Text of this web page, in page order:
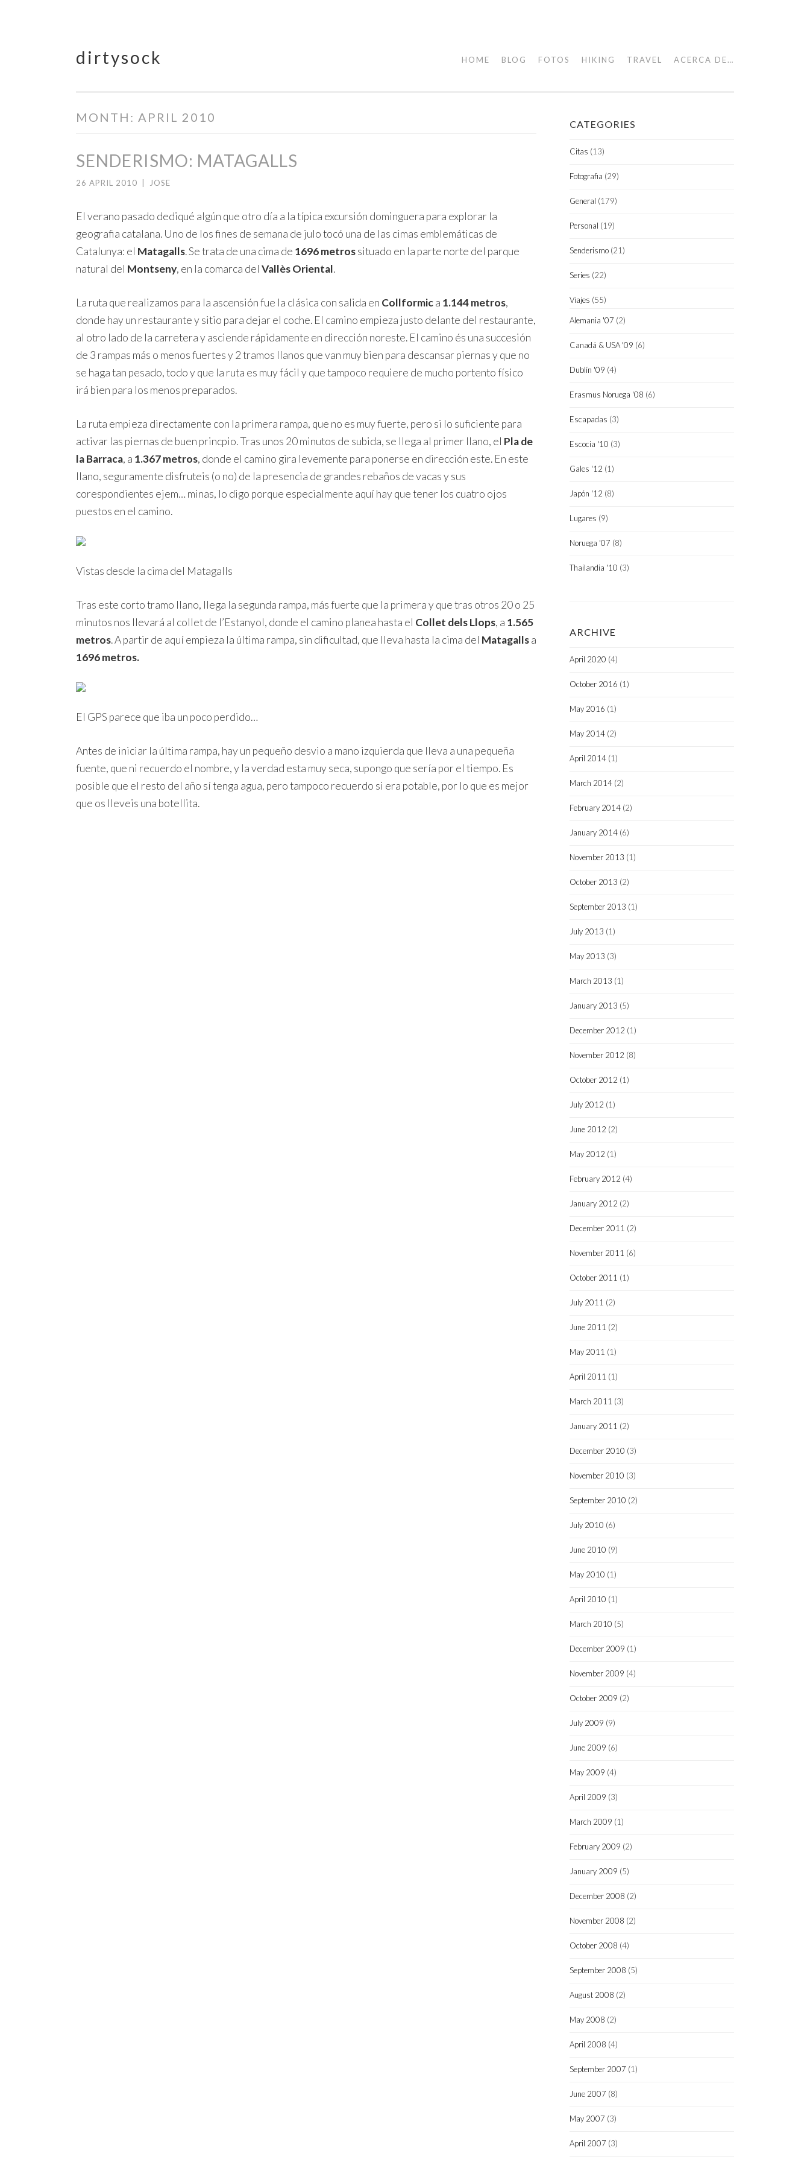
Skip
dirtysock HOME BLOG FOTOS HIKING TRAVEL ACERCA DE…
MONTH: APRIL 2010
SENDERISMO: MATAGALLS
26 APRIL 2010 JOSE
El verano pasado dediqué algún que otro día a la típica excursión dominguera para explorar la
geografia catalana. Uno de los fines de semana de julo tocó una de las cimas emblemáticas de
Catalunya: el Matagalls. Se trata de una cima de 1696 metrossituado en la parte norte del parque
natural del Montseny, en la comarca del Vallès Oriental.
La ruta que realizamos para la ascensión fue la clásica con salida en Collformica 1.144 metros,
donde hay un restaurante y sitio para dejar el coche. El camino empieza justo delante del restaurante,
al otro lado de la carretera y asciende rápidamente en dirección noreste. El camino és una succesión
de 3 rampas más o menos fuertes y 2 tramos llanos que van muy bien para descansar piernas y que no
se haga tan pesado, todo y que la ruta es muy fácil y que tampoco requiere de mucho portento físico
irá bien para los menos preparados.
La ruta empieza directamente con la primera rampa, que no es muy fuerte, pero si lo suficiente para
activar las piernas de buen princpio. Tras unos 20 minutos de subida, se llega al primer llano, el Pla de
la Barraca, a 1.367 metros, donde el camino gira levemente para ponerse en dirección este. En este
llano, seguramente disfruteis (o no) de la presencia de grandes rebaños de vacas y sus
corespondientes ejem… minas, lo digo porque especialmente aquí hay que tener los cuatro ojos
puestos en el camino.
Vistas desde la cima del Matagalls
Tras este corto tramo llano, llega la segunda rampa, más fuerte que la primera y que tras otros 20 o 25
minutos nos llevará al collet de l’Estanyol, donde el camino planea hasta el Collet dels Llops, a 1.565
metros. A partir de aquí empieza la última rampa, sin dificultad, que lleva hasta la cima del Matagallsa
1696 metros.
El GPS parece que iba un poco perdido…
Antes de iniciar la última rampa, hay un pequeño desvio a mano izquierda que lleva a una pequeña
fuente, que ni recuerdo el nombre, y la verdad esta muy seca, supongo que sería por el tiempo. Es
posible que el resto del año sí tenga agua, pero tampoco recuerdo si era potable, por lo que es mejor
que os lleveis una botellita.
CATEGORIES
Citas (13)
Fotografia (29)
General (179)
Personal (19)
Senderismo (21)
Series (22)
Viajes (55)
Alemania '07 (2)
Canadá & USA '09 (6)
Dublín '09 (4)
Erasmus Noruega '08 (6)
Escapadas (3)
Escocia '10 (3)
Gales '12 (1)
Japón '12 (8)
Lugares (9)
Noruega '07 (8)
Thailandia '10 (3)
ARCHIVE
April 2020 (4)
October 2016 (1)
May 2016 (1)
May 2014 (2)
April 2014 (1)
March 2014 (2)
February 2014 (2)
January 2014 (6)
November 2013 (1)
October 2013 (2)
September 2013 (1)
July 2013 (1)
May 2013 (3)
March 2013 (1)
January 2013 (5)
December 2012 (1)
November 2012 (8)
October 2012 (1)
July 2012 (1)
June 2012 (2)
May 2012 (1)
February 2012 (4)
January 2012 (2)
December 2011 (2)
November 2011 (6)
October 2011 (1)
July 2011 (2)
June 2011 (2)
May 2011 (1)
April 2011 (1)
March 2011 (3)
January 2011 (2)
December 2010 (3)
November 2010 (3)
September 2010 (2)
July 2010 (6)
June 2010 (9)
May 2010 (1)
April 2010 (1)
March 2010 (5)
December 2009 (1)
November 2009 (4)
October 2009 (2)
July 2009 (9)
June 2009 (6)
May 2009 (4)
April 2009 (3)
March 2009 (1)
February 2009 (2)
January 2009 (5)
December 2008 (2)
November 2008 (2)
October 2008 (4)
September 2008 (5)
August 2008 (2)
May 2008 (2)
April 2008 (4)
September 2007 (1)
June 2007 (8)
May 2007 (3)
April 2007 (3)